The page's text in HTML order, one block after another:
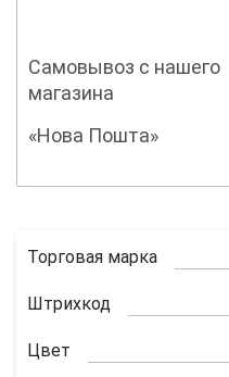
Самовывоз с нашего
магазина
«Нова Пошта»
Торговая марка
Штрихкод
Цвет